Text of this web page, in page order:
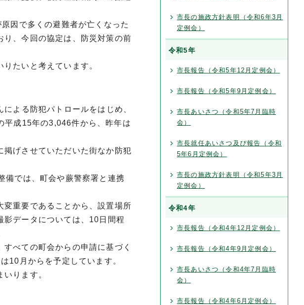
因で多くの避難者が亡くなった
、今回の協定は、防災対策の前
たいと考えています。
よる防犯パトロールをはじめ、
平成15年の3,046件から、昨年は
げさせていただいた街なか防犯
備では、町会や蕨警察署と連携
重要であることから、設置場所
影データについては、10日間程
べての町会からの申請に基づく
10月からを予定しています。
ります。
市長の施政方針表明（令和6年3月
定例会）
令和5年
市長報告（令和5年12月定例会）
市長報告（令和5年9月定例会）
市長あいさつ（令和5年7月臨時
会）
市長就任あいさつ及び報告（令和
5年6月定例会）
市長の施政方針表明（令和5年3月
定例会）
令和4年
市長報告（令和4年12月定例会）
市長報告（令和4年9月定例会）
市長あいさつ（令和4年7月臨時
会）
市長報告（令和4年6月定例会）